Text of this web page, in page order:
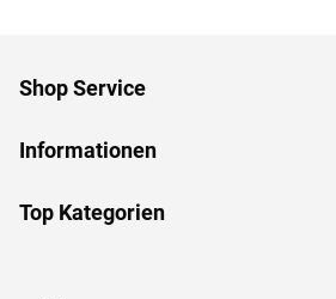
Shop Service
Informationen
Top Kategorien